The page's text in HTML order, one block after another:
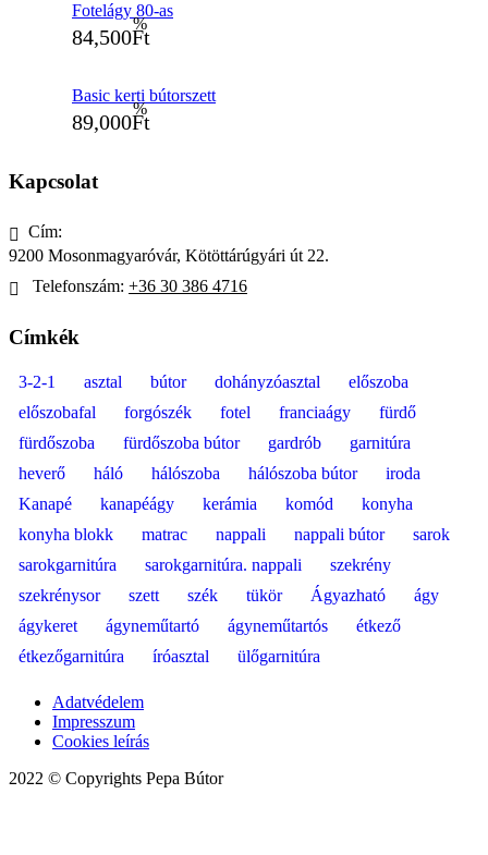
Fotelágy 80-as
84,500Ft
Basic kerti bútorszett
89,000Ft
Kapcsolat
Cím:
9200 Mosonmagyaróvár, Kötöttárúgyári út 22.
Telefonszám: +36 30 386 4716
Címkék
3-2-1 asztal bútor dohányzóasztal
előszoba
előszobafal
forgószék fotel franciaágy
fürdő
fürdőszoba
fürdőszoba bútor gardrób
garnitúra
heverő
háló hálószoba hálószoba bútor
iroda
Kanapé
kanapéágy kerámia komód
konyha
konyha blokk
matrac nappali nappali bútor
sarok
sarokgarnitúra
sarokgarnitúra. nappali
szekrény
szekrénysor
szett szék tükör Ágyazható
ágy
ágykeret
ágyneműtartó ágyneműtartós
étkező
étkezőgarnitúra
íróasztal ülőgarnitúra
Adatvédelem
Impresszum
Cookies leírás
2022 © Copyrights Pepa Bútor